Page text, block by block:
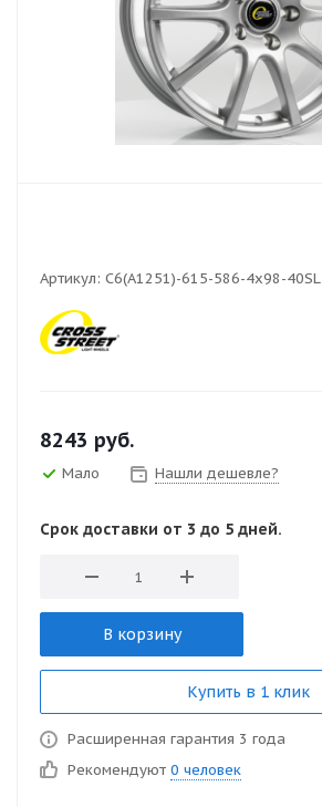
Артикул: C6(A1251)-615-586-4x98-40SL
8243 руб.
Мало Нашли дешевле?
Срок доставки от 3 до 5 дней.
В корзину
Купить в 1 клик
Расширенная гарантия 3 года
Рекомендуют 0 человек